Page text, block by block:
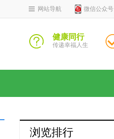
网站导航 微信公众号
健康同行
传递幸福人生
浏览排行